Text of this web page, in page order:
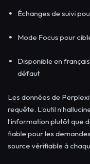
Échanges de suivi
Mode Focus pour
Disponible en
défaut
Les données de
requête. L’outil
l’information plutôt que
fiable pour les
source vérifiable à